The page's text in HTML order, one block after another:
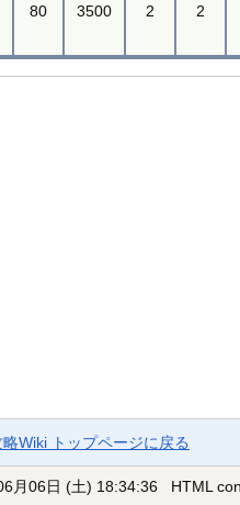
80 3500 2 2
Wiki トップページに戻る
月06日 (土) 18:34:36 HTML